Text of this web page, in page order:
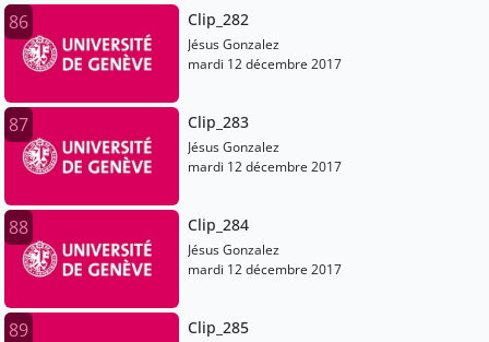
86 Clip_282
Jésus Gonzalez
mardi 12 décembre 2017
87 Clip_283
Jésus Gonzalez
mardi 12 décembre 2017
88 Clip_284
Jésus Gonzalez
mardi 12 décembre 2017
89 Clip_285